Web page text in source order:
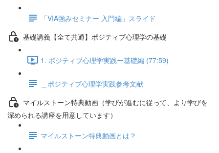
「VIA強みセミナー 入門編」スライド
基礎講義【全て共通】ポジティブ心理学の基礎
1. ポジティブ心理学実践ー基礎編 (77:59)
＿ポジティブ心理学実践参考文献
マイルストーン特典動画（学びが進むに従って、より学びを
深められる講座を用意しています）
マイルストーン特典動画とは？